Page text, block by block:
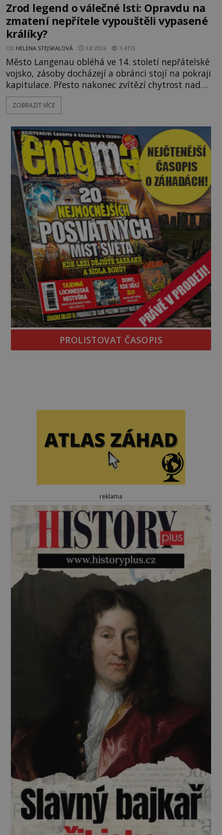
Zrod legend o válečné lsti: Opravdu na
zmatení nepřítele vypouštěli vypasené
králíky?
OD HELENA STEJSKALOVÁ 3.8.2026 3.4TIS
Město Langenau obléhá ve 14. století nepřátelské
vojsko, zásoby docházejí a obránci stojí na pokraji
kapitulace. Přesto nakonec zvítězí chytrost nad
hrubou silou. Podle staré německé legendy vypustí
obyvatelé za hradby dobře živeného králíka, aby
dost. Čas pracuje pro obléhatele. Ve městě ubývají
zásoby a každý den znamená další porci strádá
ZOBRAZIT VÍCE
PROLISTOVAT ČASOPIS
reklama